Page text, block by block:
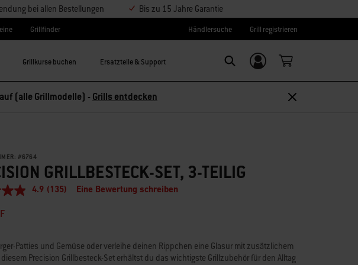
bei allen Bestellungen Bis zu 15 Jahre Garantie
Grillfinder Händlersuche Grill registrieren
Grillkurse buchen Ersatzteile & Support
Einloggen/
Weber-ID
(alle Grillmodelle) - Grills entdecken
#6764
GRILLBESTECK-SET, 3-TEILIG
4.9 (135) Eine Bewertung schreiben
Patties und Gemüse oder verleihe deinen Rippchen eine Glasur mit zusätzlichem
diesem Precision Grillbesteck-Set erhältst du das wichtigste Grillzubehör für den Alltag